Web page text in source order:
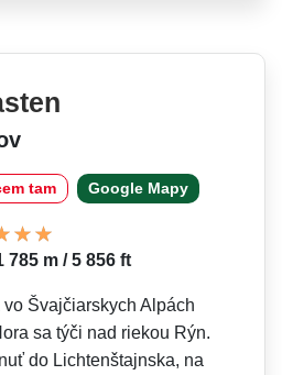
tam Google Mapy
m / 5 856 ft
Švajčiarskych Alpách
sa týči nad riekou Rýn.
do Lichtenštajnska, na